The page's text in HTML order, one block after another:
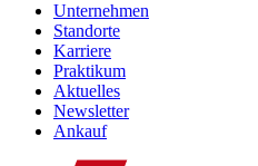
Unternehmen
Standorte
Karriere
Praktikum
Aktuelles
Newsletter
Ankauf